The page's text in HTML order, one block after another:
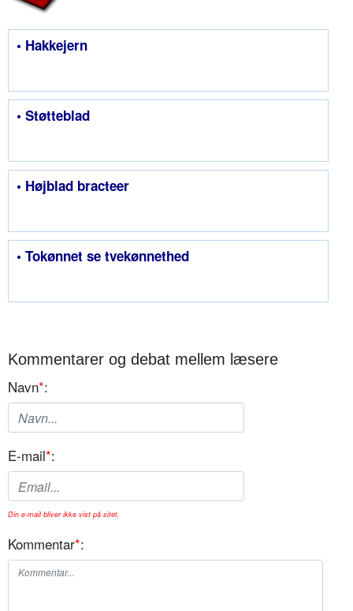
• Hakkejern
• Støtteblad
• Højblad bracteer
• Tokønnet se tvekønnethed
Kommentarer og debat mellem læsere
Navn*:
E-mail*:
Din e-mail bliver ikke vist på sitet.
Kommentar*: